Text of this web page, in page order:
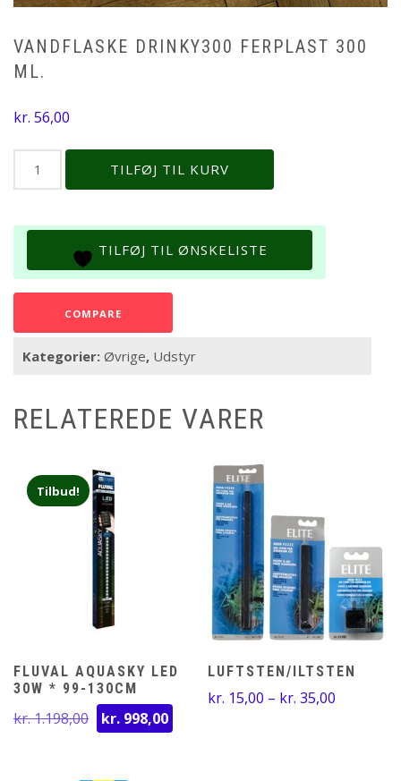
VANDFLASKE DRINKY300 FERPLAST 300
ML.
kr. 56,00
Drinky300
ml.
TILFØJ TIL KURV
TILFØJ TIL ØNSKELISTE
COMPARE
Kategorier: Øvrige, Udstyr
RELATEREDE VARER
Tilbud!
FLUVAL AQUASKY LED
30W * 99-130CM
kr.1.198,00
Den
oprindelige
kr. 998,00
LUFTSTEN/ILTSTEN
kr. 15,00 – kr. 35,00